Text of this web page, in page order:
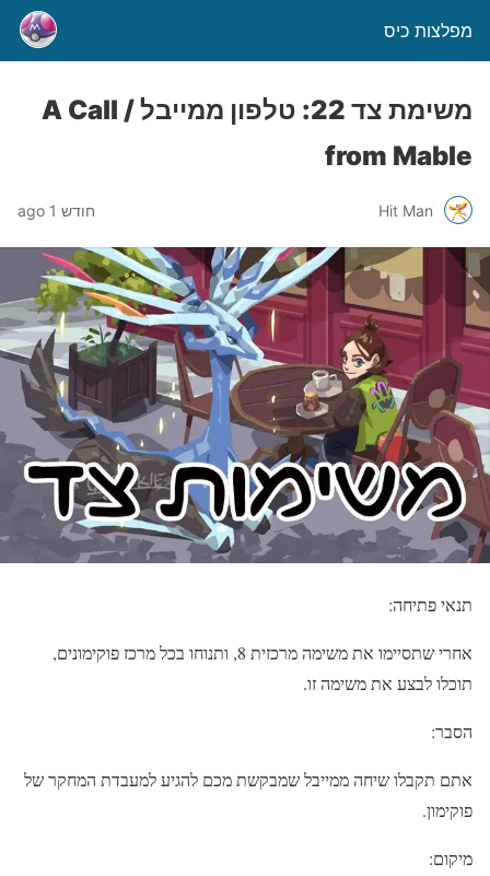
מפלצות כיס
משימת צד 22: טלפון ממייבל / A Call
from Mable
Hit Man חודש 1 ago
תנאי פתיחה:
אחרי שתסיימו את משימה מרכזית 8, ותנוחו בכל מרכז פוקימונים,
תוכלו לבצע את משימה זו.
הסבר:
אתם תקבלו שיחה ממייבל שמבקשת מכם להגיע למעבדת המחקר של
פוקימון.
מיקום: